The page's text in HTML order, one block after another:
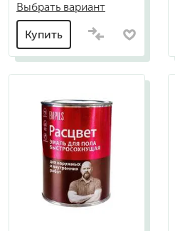
Выбрать вариант
Купить